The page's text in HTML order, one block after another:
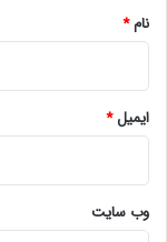
نام*
ایمیل*
وب‌ سایت